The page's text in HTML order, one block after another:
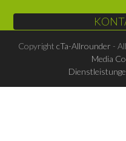
Copyright cTa-Allrounder -
Media